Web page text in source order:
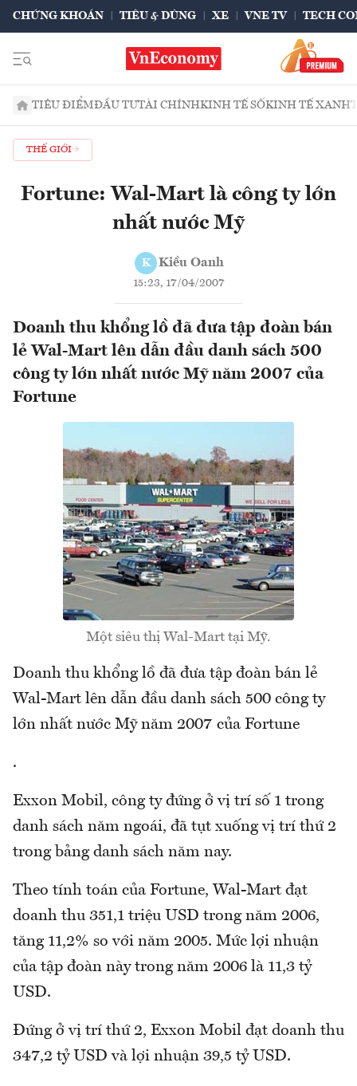
CHỨNG KHOÁN TIÊU & DÙNG XE VNE TV TECH
TIÊU ĐIỂMĐẦU TƯTÀI CHÍNHKINH TẾ SỐKINH TẾ XANH
THẾ GIỚI
Fortune: Wal-Mart là công ty lớn
nhất nước Mỹ
K Kiều Oanh
15:23, 17/04/2007
Doanh thu khổng lồ đã đưa tập đoàn bán
lẻ Wal-Mart lên dẫn đầu danh sách 500
công ty lớn nhất nước Mỹ năm 2007 của
Fortune
Một siêu thị Wal-Mart tại Mỹ.
Doanh thu khổng lồ đã đưa tập đoàn bán lẻ
Wal-Mart lên dẫn đầu danh sách 500 công ty
lớn nhất nước Mỹ năm 2007 của Fortune
.
Exxon Mobil, công ty đứng ở vị trí số 1 trong
danh sách năm ngoái, đã tụt xuống vị trí thứ 2
trong bảng danh sách năm nay.
Theo tính toán của Fortune, Wal-Mart đạt
doanh thu 351,1 triệu USD trong năm 2006,
tăng 11,2% so với năm 2005. Mức lợi nhuận
của tập đoàn này trong năm 2006 là 11,3 tỷ
USD.
Đứng ở vị trí thứ 2, Exxon Mobil đạt doanh thu
347,2 tỷ USD và lợi nhuận 39,5 tỷ USD.